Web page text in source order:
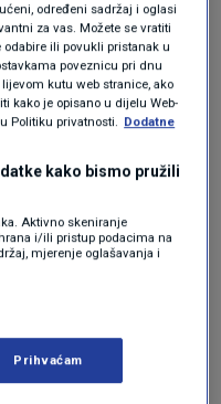
prema
o
prema potrebama,
kadrovska situacija
U tom
ždrijebom
određeni sadržaj i oglasi
za vas. Možete se vratiti
ili povukli pristanak u
poveznicu pri dnu
kutu web stranice, ako
kako je opisano u dijelu Web-
Politiku privatnosti. Dodatne
kako bismo pružili
Aktivno skeniranje
i/ili pristup podacima na
mjerenje oglašavanja i
Prihvaćam